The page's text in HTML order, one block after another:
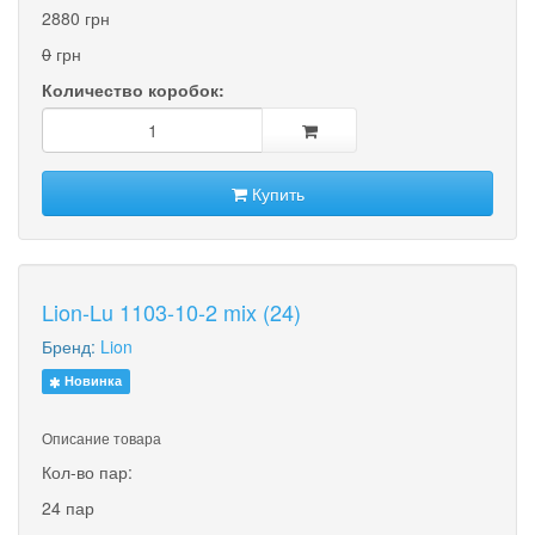
2880 грн
0 грн
Количество коробок:
Купить
Lion-Lu 1103-10-2 mix (24)
Бренд: Lion
Новинка
Описание товара
Кол-во пар:
24 пар